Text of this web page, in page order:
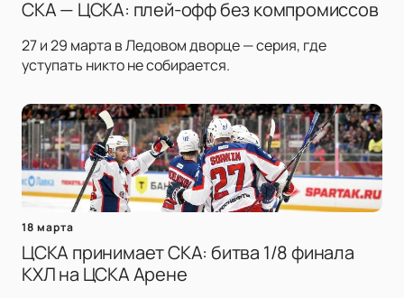
СКА — ЦСКА: плей-офф без компромиссов
27 и 29 марта в Ледовом дворце — серия, где
уступать никто не собирается.
18 марта
ЦСКА принимает СКА: битва 1/8 финала
КХЛ на ЦСКА Арене